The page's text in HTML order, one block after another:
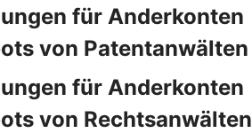
für Anderkonten
von Patentanwälten
für Anderkonten
von Rechtsanwälten